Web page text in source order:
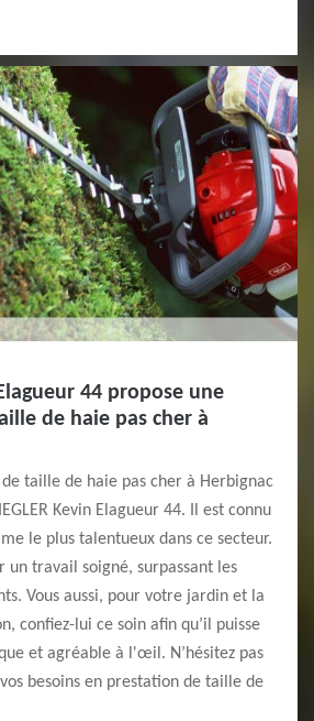
44 propose une
de haie pas cher à
de taille de haie pas cher à Herbignac
Kevin Elagueur 44. Il est connu
le plus talentueux dans ce secteur.
un travail soigné, surpassant les
Vous aussi, pour votre jardin et la
confiez-lui ce soin afin qu’il puisse
et agréable à l'œil. N’hésitez pas
besoins en prestation de taille de